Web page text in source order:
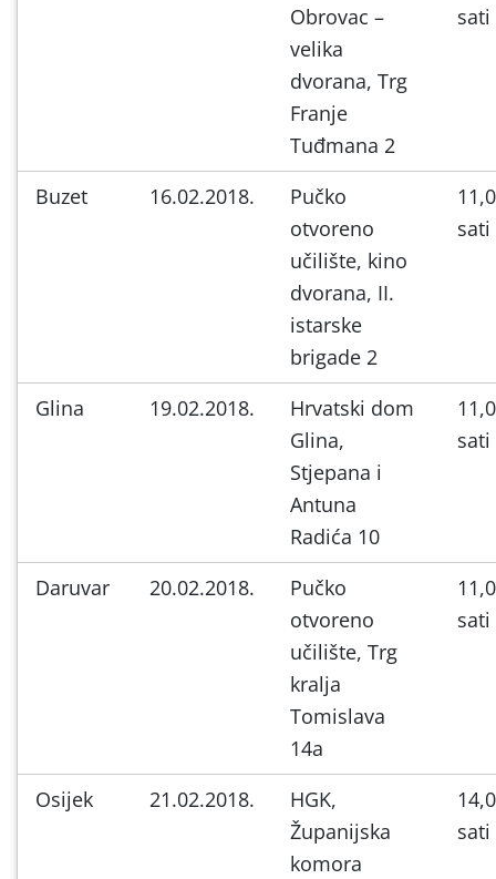
Obrovac –
velika
dvorana, Trg
Franje
Tuđmana 2
sati
Buzet 16.02.2018.
Pučko
otvoreno
učilište, kino
dvorana, II.
istarske
brigade 2
sati
Glina 19.02.2018.
Hrvatski dom
Glina,
Stjepana i
Antuna
Radića 10
sati
Daruvar 20.02.2018.
Pučko
otvoreno
učilište, Trg
kralja
Tomislava
14a
sati
Osijek 21.02.2018.
HGK,
Županijska
komora
sati